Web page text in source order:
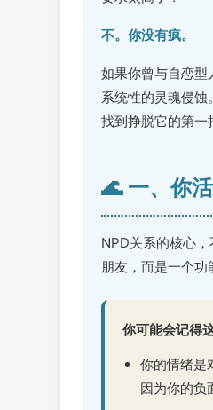
不。你没有疯。
如果你曾与自恋型
系统性的灵魂侵
找到挣脱它的第一
🌊 一、你
NPD关系的核心
朋友，而是一个功
你可能会记得
你的情绪是
因为你的负